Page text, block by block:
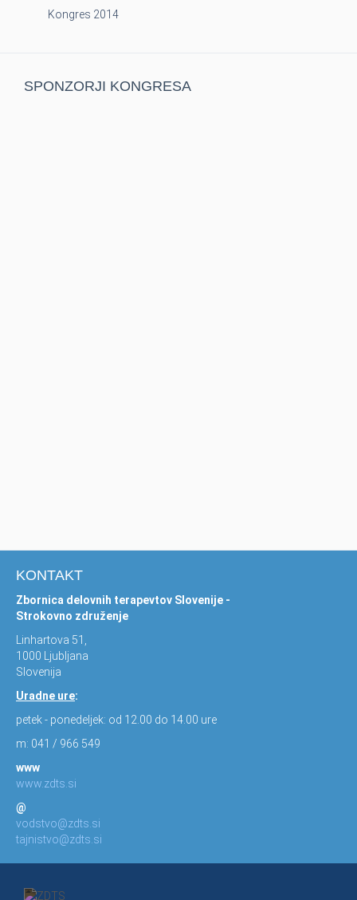
Kongres 2014
SPONZORJI KONGRESA
KONTAKT
Zbornica delovnih terapevtov Slovenije -
Strokovno združenje
Linhartova 51,
1000 Ljubljana
Slovenija
Uradne ure:
petek - ponedeljek: od 12.00 do 14.00 ure
m: 041 / 966 549
www
www.zdts.si
@
vodstvo@zdts.si
tajnistvo@zdts.si